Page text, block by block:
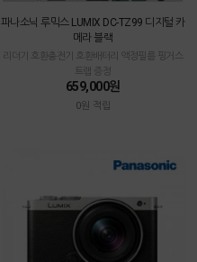
파나소닉 루믹스 LUMIX DC-TZ99 디지털 카
메라 블랙
리더기 호환충전기 호환배터리 액정필름 핑거스
트랩 증정
659,000원
0원 적립